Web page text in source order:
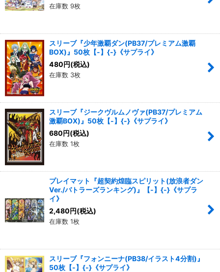
在庫数 9枚
スリーブ『少年激覇ダン(PB37/プレミアム激覇
BOX)』50枚【-】{-}《サプライ》
480円(税込)
在庫数 3枚
スリーブ『ジークヴルムノヴァ(PB37/プレミアム
激覇BOX)』50枚【-】{-}《サプライ》
680円(税込)
在庫数 1枚
プレイマット『超契約煌臨スピリット(放浪者ダン
Ver./バトラーズランキング)』【-】{-}《サプラ
イ》
2,480円(税込)
在庫数 1枚
スリーブ『フォンニーナ(PB38/イラスト4分割)』
50枚【-】{-}《サプライ》